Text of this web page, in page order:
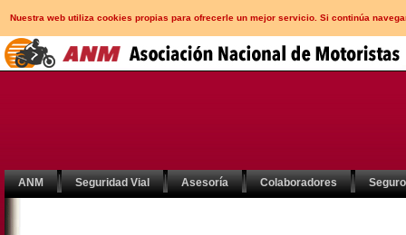
Nuestra web utiliza cookies propias para ofrecerle un mejor servicio. Si continúa
ANM Seguridad Vial Asesoría Colaboradores